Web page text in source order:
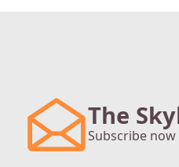
The
Subscribe